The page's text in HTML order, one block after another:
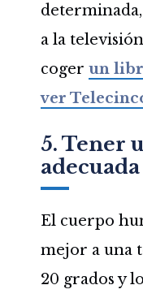
a la
coger un
ver
5. Tener
adecuada
El cuerpo
mejor a una
20 grados y